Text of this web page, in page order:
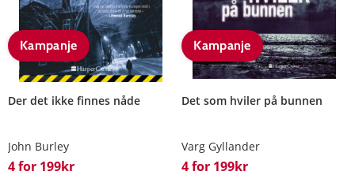
Kampanje
Der det ikke finnes nåde
John Burley
4 for 199kr
Kampanje
Det som hviler på bunnen
Varg Gyllander
4 for 199kr